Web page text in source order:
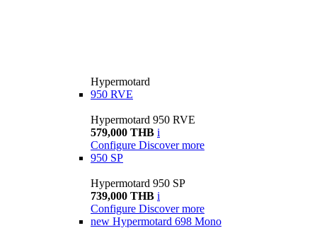
Hypermotard
950 RVE
Hypermotard 950 RVE
579,000 THB i
Configure Discover more
950 SP
Hypermotard 950 SP
739,000 THB i
Configure Discover more
new Hypermotard 698 Mono